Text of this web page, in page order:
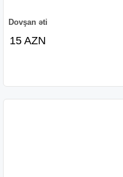
Dovşan əti
15 AZN